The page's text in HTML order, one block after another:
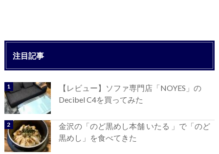
注目記事
【レビュー】ソファ専門店「NOYES」の
Decibel C4を買ってみた
金沢の「のど黒めし本舗 いたる 」で「のど
黒めし」を食べてきた